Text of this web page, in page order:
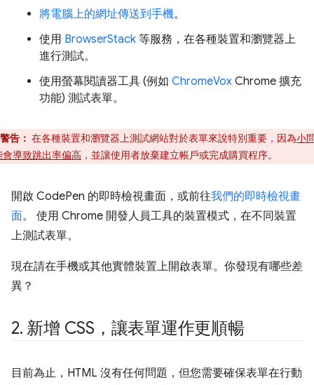
將電腦上的網址傳送到手機。
使用 BrowserStack 等服務，在各種裝置和瀏覽器上
進行測試。
使用螢幕閱讀器工具 (例如 ChromeVox Chrome 擴充
功能) 測試表單。
警告： 在各種裝置和瀏覽器上測試網站對於表單來說特別重要，因為小
會導致跳出率偏高 ，並讓使用者放棄建立帳戶或完成購買程序。
開啟 CodePen 的即時檢視畫面，或前往我們的即時檢視畫
面。 使用 Chrome 開發人員工具的裝置模式，在不同裝置
上測試表單。
現在請在手機或其他實體裝置上開啟表單。你發現有哪些差
異？
2. 新增 CSS，讓表單運作更順暢
目前為止，HTML 沒有任何問題，但您需要確保表單在行動